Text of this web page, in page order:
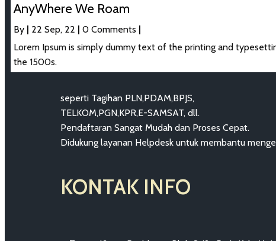
AnyWhere We Roam
By 22 Sep, 22 0 Comments
Lorem Ipsum is simply dummy text of the printing and
the 1500s.
seperti Tagihan PLN,PDAM,BPJS,
TELKOM,PGN,KPR,E-SAMSAT, dll.
Pendaftaran Sangat Mudah dan Proses Cepat.
Didukung layanan Helpdesk untuk membantu
KONTAK INFO